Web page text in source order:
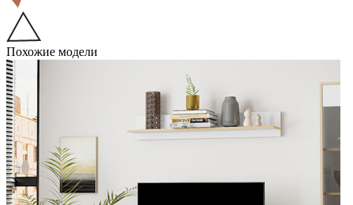
Похожие модели